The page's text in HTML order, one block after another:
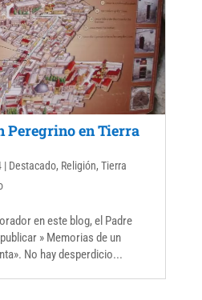
Peregrino en Tierra
| Destacado, Religión, Tierra
en este blog, el Padre
» Memorias de un
No hay desperdicio...